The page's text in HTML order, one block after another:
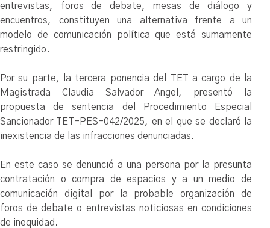
entrevistas, foros de debate, mesas de diálogo y
encuentros, constituyen una alternativa frente a un
modelo de comunicación política que está sumamente
restringido.
Por su parte, la tercera ponencia del TET a cargo de la
Magistrada Claudia Salvador Angel, presentó la
propuesta de sentencia del Procedimiento Especial
Sancionador TET-PES-042/2025, en el que se declaró la
inexistencia de las infracciones denunciadas.
En este caso se denunció a una persona por la presunta
contratación o compra de espacios y a un medio de
comunicación digital por la probable organización de
foros de debate o entrevistas noticiosas en condiciones
de inequidad.